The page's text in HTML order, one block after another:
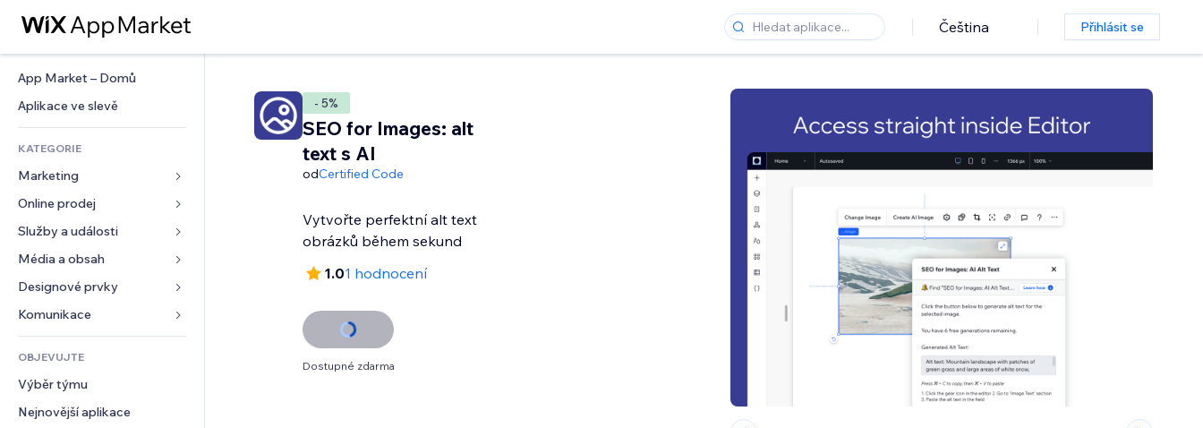
Čeština Přihlásit se
App Market – Domů
Aplikace ve slevě
KATEGORIE
Marketing
Reklamy
Mobilní zařízení
Analytika
Výpisy webu
E‑mail
Online prodej
Aplikace pro obchody
Doprava a doručení
Tlačítka pro prodej
Účetnictví
Kupóny a věrnostní programy
Skladování
Služby a události
Ubytování
Události
Restaurace
Nemovitosti
Rezervace
Média a obsah
Galerie
Hudba
Podcasty
Fotografie
Video
PDF
Designové prvky
Mapy a navigace
Soukromí a bezpečnost
Hodiny
Šablony stránek
Efekty pro obrázky
Formuláře
Ankety
Chat
OBJEVUJTE
Výběr týmu
Nejnovější aplikace
- 5%
SEO for Images: alt
text s AI
odCertified Code
Vytvořte perfektní alt text
obrázků během sekund
1.01 hodnocení
Dostupné zdarma